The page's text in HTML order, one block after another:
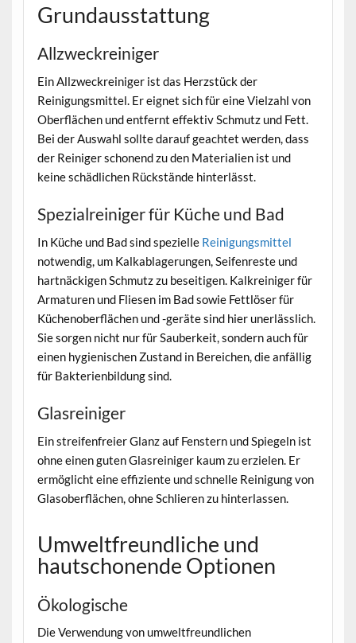
Grundausstattung
Allzweckreiniger
Ein Allzweckreiniger ist das Herzstück der
Reinigungsmittel. Er eignet sich für eine Vielzahl von
Oberflächen und entfernt effektiv Schmutz und Fett.
Bei der Auswahl sollte darauf geachtet werden, dass
der Reiniger schonend zu den Materialien ist und
keine schädlichen Rückstände hinterlässt.
Spezialreiniger für Küche und Bad
In Küche und Bad sind spezielle Reinigungsmittel
notwendig, um Kalkablagerungen, Seifenreste und
hartnäckigen Schmutz zu beseitigen. Kalkreiniger für
Armaturen und Fliesen im Bad sowie Fettlöser für
Küchenoberflächen und -geräte sind hier unerlässlich.
Sie sorgen nicht nur für Sauberkeit, sondern auch für
einen hygienischen Zustand in Bereichen, die anfällig
für Bakterienbildung sind.
Glasreiniger
Ein streifenfreier Glanz auf Fenstern und Spiegeln ist
ohne einen guten Glasreiniger kaum zu erzielen. Er
ermöglicht eine effiziente und schnelle Reinigung von
Glasoberflächen, ohne Schlieren zu hinterlassen.
Umweltfreundliche und
hautschonende Optionen
Ökologische
Die Verwendung von umweltfreundlichen